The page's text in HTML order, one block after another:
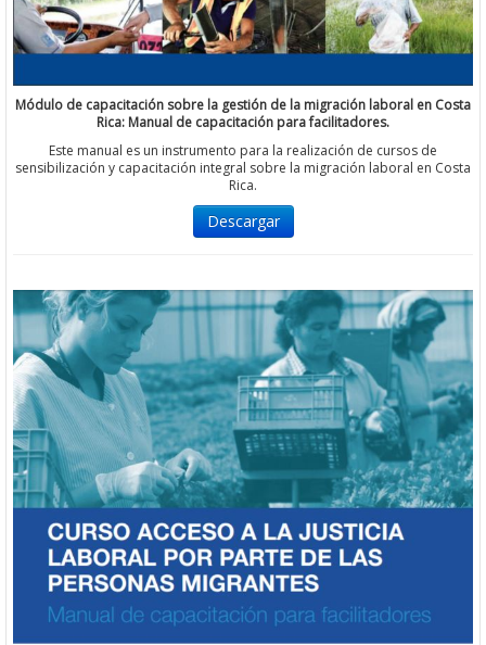
Módulo de capacitación sobre la gestión de la migración laboral en Costa
Rica: Manual de capacitación para facilitadores.
Este manual es un instrumento para la realización de cursos de
sensibilización y capacitación integral sobre la migración laboral en Costa
Rica.
Descargar